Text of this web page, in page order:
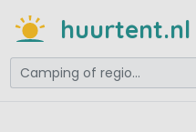
huurtent.nl